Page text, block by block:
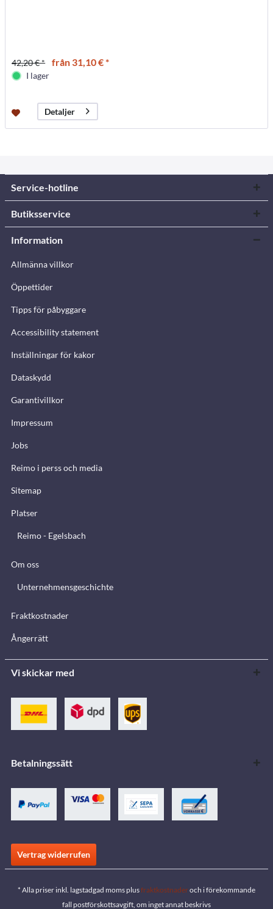
42,20 € * från 31,10 € *
I lager
Detaljer
Service-hotline
Butiksservice
Information
Allmänna villkor
Öppettider
Tipps för påbyggare
Accessibility statement
Inställningar för kakor
Dataskydd
Garantivillkor
Impressum
Jobs
Reimo i perss och media
Sitemap
Platser
Reimo - Egelsbach
Om oss
Unternehmensgeschichte
Fraktkostnader
Ångerrätt
Vi skickar med
Betalningssätt
Vertrag widerrufen
* Alla priser inkl. lagstadgad moms plusfraktkostnaderoch i förekommande
fall postförskottsavgift, om inget annat beskrivs